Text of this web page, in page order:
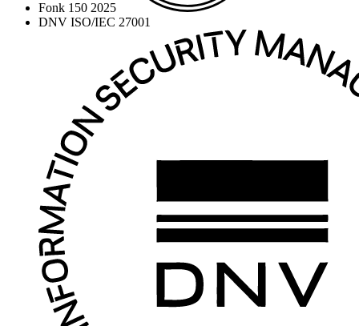
Fonk 150 2025
DNV ISO/IEC 27001